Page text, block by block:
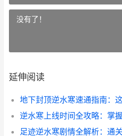
没有了！
延伸阅读